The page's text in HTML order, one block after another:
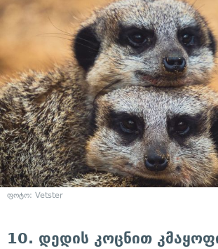
ფოტო: Vetster
10. დედის კოცნით